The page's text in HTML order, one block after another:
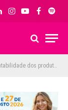
Instagram
YouTubeFacebook
produtos de hair care